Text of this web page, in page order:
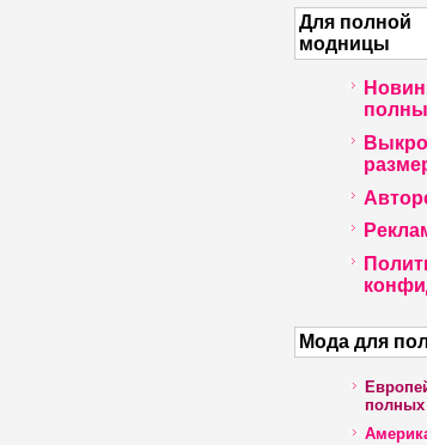
Для полной
модницы
Мода для
полных